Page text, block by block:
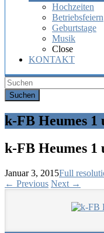
Hochzeiten
Betriebsfeiern
Geburtstage
Musik
Close
KONTAKT
k-FB Heumes 1
k-FB Heumes 1
Januar 3, 2015Full
← Previous Next →